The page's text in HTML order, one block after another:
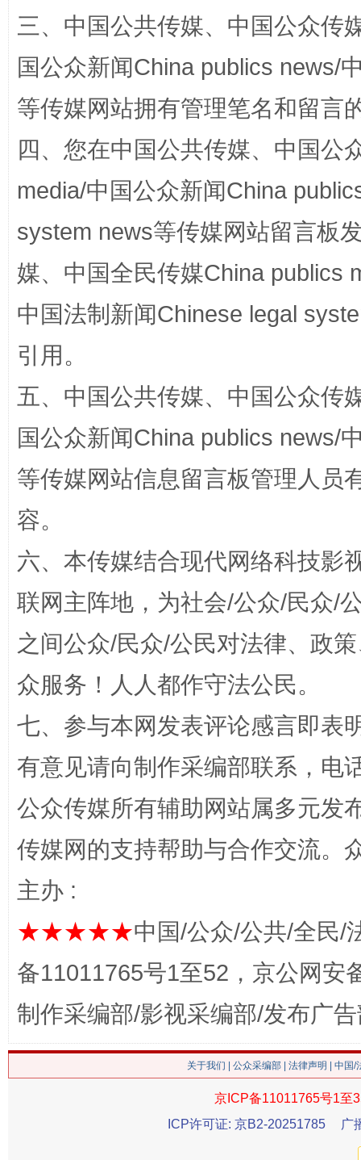
站台名比不上好声名
漫山遍野的桃花与雪山、麦地、白藏房
招工难、用工荒背后
网上购药对药下症？
这是一记警钟！ 谢
三、中国公共传媒、中国公众传
国公众新闻China publics news/
等传媒网站拥有管理笔名和留言
四、您在中国公共传媒、中国公
media/中国公众新闻China
system news等传媒网站留言板
媒、中国全民传媒China publics
中国法制新闻Chinese legal
引用。
五、中国公共传媒、中国公众传
国公众新闻China publics news/
等传媒网站信息留言板管理人员
容。
六、本传媒结合现代网络科技影
联网主阵地，为社会/公众/民众/
之间公众/民众/公民对法律、政
众服务！人人都作守法公民。
七、参与本网发表评论感言即表
有意见请向制作采编部联系，电
公众传媒所有辅助网站属多元发
传媒网的支持帮助与合作交流。
主办 :
★★★★★中国/公众/公共/全民/
备11011765号1至52，京公网安
制作采编部/影视采编部/发布广
关于我们 公众采编部 法律声明 | 中国
京ICP备11011765号1至
ICP许可证: 京B2-20251785
广